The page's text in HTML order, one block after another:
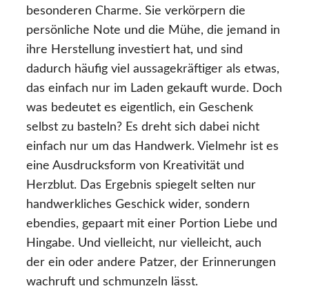
besonderen Charme. Sie verkörpern die
persönliche Note und die Mühe, die jemand in
ihre Herstellung investiert hat, und sind
dadurch häufig viel aussagekräftiger als etwas,
das einfach nur im Laden gekauft wurde. Doch
was bedeutet es eigentlich, ein Geschenk
selbst zu basteln? Es dreht sich dabei nicht
einfach nur um das Handwerk. Vielmehr ist es
eine Ausdrucksform von Kreativität und
Herzblut. Das Ergebnis spiegelt selten nur
handwerkliches Geschick wider, sondern
ebendies, gepaart mit einer Portion Liebe und
Hingabe. Und vielleicht, nur vielleicht, auch
der ein oder andere Patzer, der Erinnerungen
wachruft und schmunzeln lässt.